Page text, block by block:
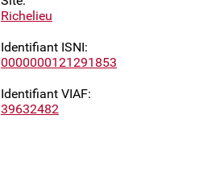
Richelieu
Identifiant ISNI:
0000000121291853
Identifiant VIAF:
39632482